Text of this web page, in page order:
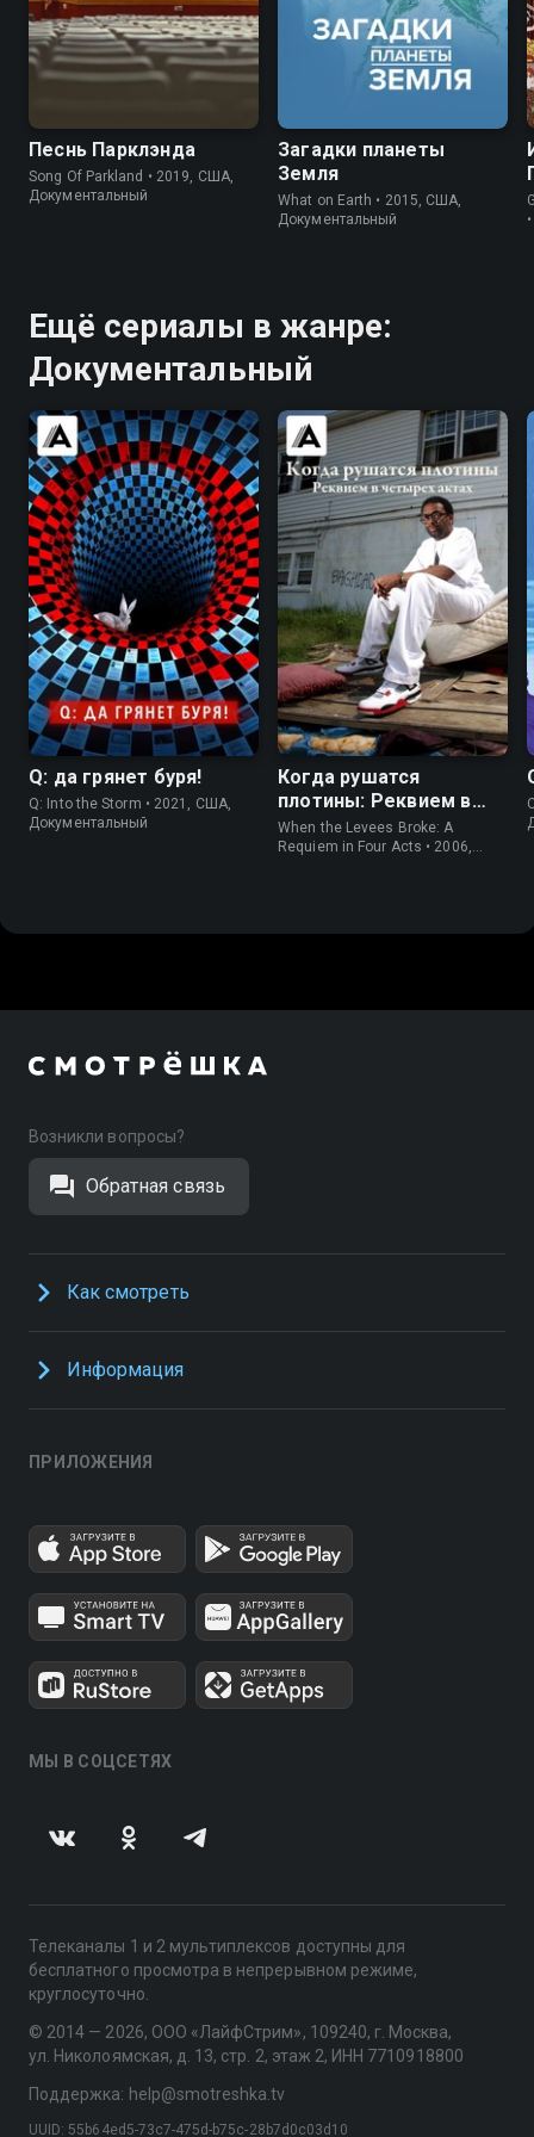
6.6 8.4
Песнь Парклэнда
Song Of Parkland • 2019, США,
Документальный
5.8
Загадки планеты
Земля
What on Earth • 2015, США,
Документальный
Ещё сериалы в жанре:
Документальный
6.9 7.5
Q: да грянет буря!
Q: Into the Storm • 2021, США,
Документальный
6.3 8.5
Когда рушатся
плотины: Реквием в
четырех актах
When the Levees Broke: A
Requiem in Four Acts • 2006,
Возникли вопросы?
Обратная связь
Как смотреть
Информация
ПРИЛОЖЕНИЯ
МЫ В СОЦСЕТЯХ
Телеканалы 1 и 2 мультиплексов доступны для
бесплатного просмотра в непрерывном режиме,
круглосуточно.
© 2014 — 2026, ООО «ЛайфСтрим», 109240, г. Москва,
ул. Николоямская, д. 13, стр. 2, этаж 2, ИНН 7710918800
Поддержка: help@smotreshka.tv
UUID: 55b64ed5-73c7-475d-b75c-28b7d0c03d10